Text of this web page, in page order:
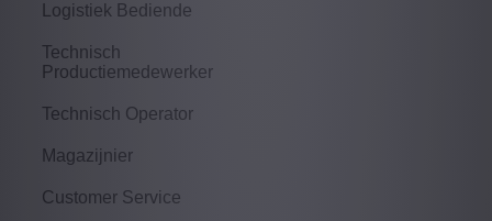
Logistiek Bediende
Technisch
Productiemedewerker
Technisch Operator
Magazijnier
Customer Service